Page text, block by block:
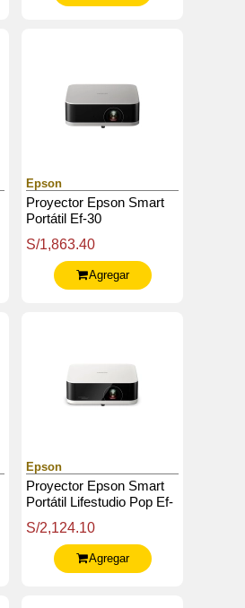
Epson
Proyector Epson Smart
Portátil Ef-30
S/1,863.40
Agregar
Epson
Proyector Epson Smart
Portátil Lifestudio Pop Ef-
Hd
S/2,124.10
Agregar